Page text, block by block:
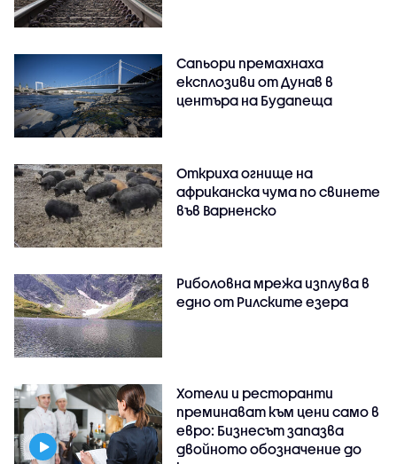
Сапьори премахнаха
експлозиви от Дунав в
центъра на Будапеща
Откриха огнище на
африканска чума по свинете
във Варненско
Риболовна мрежа изплува в
едно от Рилските езера
Хотели и ресторанти
преминават към цени само в
евро: Бизнесът запазва
двойното обозначение до